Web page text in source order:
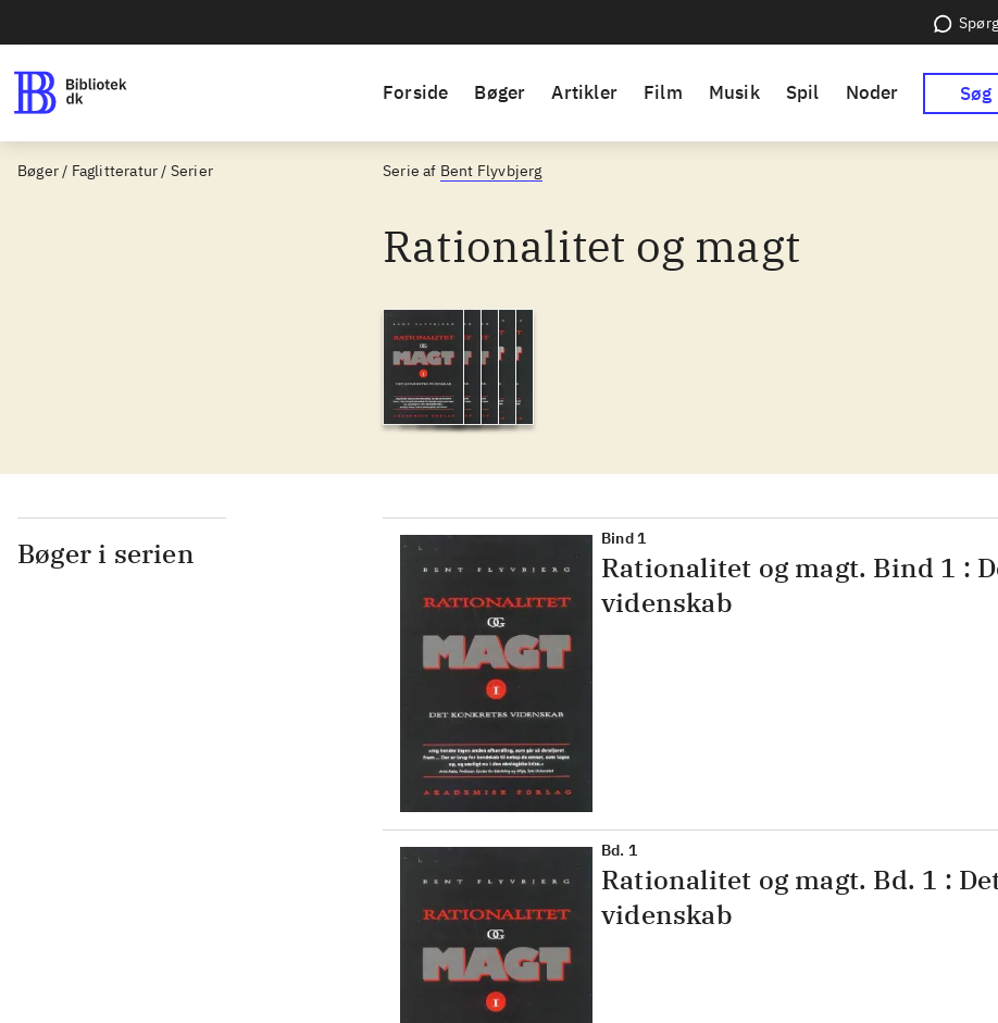
Forside Bøger Artikler Film Musik Spil Noder Søg
Bøger / Faglitteratur / Serier Serie af Bent Flyvbjerg
Rationalitet og magt
Bøger i serien Bind 1
Rationalitet og magt. Bind 1 :
videnskab
Bd. 1
Rationalitet og magt. Bd. 1 :
videnskab